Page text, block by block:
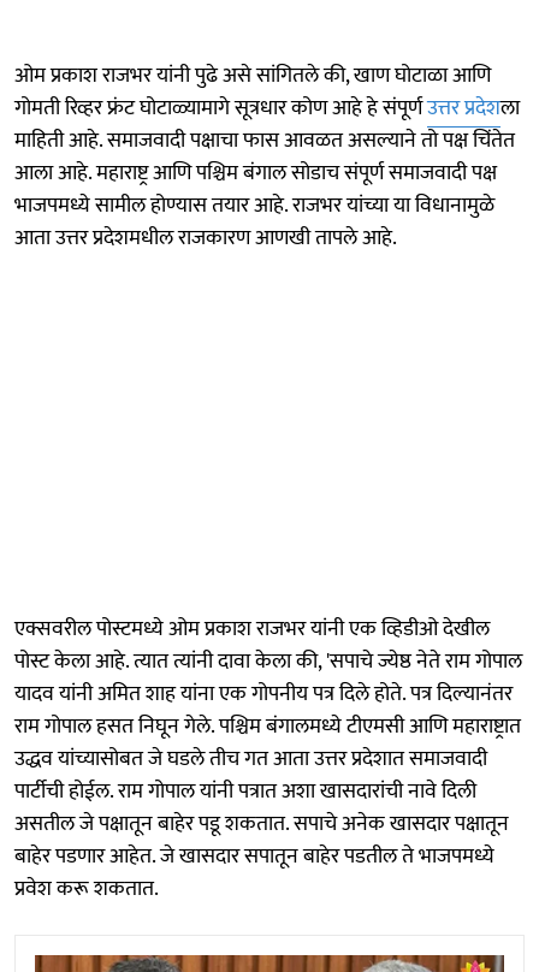
ओम प्रकाश राजभर यांनी पुढे असे सांगितले की, खाण घोटाळा आणि
गोमती रिव्हर फ्रंट घोटाळ्यामागे सूत्रधार कोण आहे हे संपूर्णउत्तर प्रदेशला
माहिती आहे. समाजवादी पक्षाचा फास आवळत असल्याने तो पक्ष चिंतेत
आला आहे. महाराष्ट्र आणि पश्चिम बंगाल सोडाच संपूर्ण समाजवादी पक्ष
भाजपमध्ये सामील होण्यास तयार आहे. राजभर यांच्या या विधानामुळे
आता उत्तर प्रदेशमधील राजकारण आणखी तापले आहे.
एक्सवरील पोस्टमध्ये ओम प्रकाश राजभर यांनी एक व्हिडीओ देखील
पोस्ट केला आहे. त्यात त्यांनी दावा केला की, 'सपाचे ज्येष्ठ नेते राम गोपाल
यादव यांनी अमित शाह यांना एक गोपनीय पत्र दिले होते. पत्र दिल्यानंतर
राम गोपाल हसत निघून गेले. पश्चिम बंगालमध्ये टीएमसी आणि महाराष्ट्रात
उद्धव यांच्यासोबत जे घडले तीच गत आता उत्तर प्रदेशात समाजवादी
पार्टीची होईल. राम गोपाल यांनी पत्रात अशा खासदारांची नावे दिली
असतील जे पक्षातून बाहेर पडू शकतात. सपाचे अनेक खासदार पक्षातून
बाहेर पडणार आहेत. जे खासदार सपातून बाहेर पडतील ते भाजपमध्ये
प्रवेश करू शकतात.